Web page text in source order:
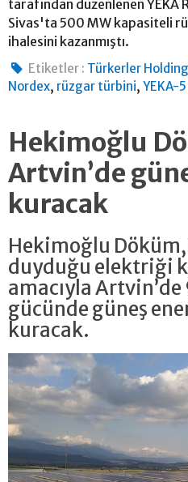
tarafından düzenlenen YEKA
Sivas'ta 500 MW kapasiteli
ihalesini kazanmıştı.
Etiketler : Türkerler Holding
Nordex, rüzgar türbini, YEKA-
Hekimoğlu
Artvin’de
kuracak
Hekimoğlu
duyduğu elektriği
amacıyla
gücünde güneş
kuracak.